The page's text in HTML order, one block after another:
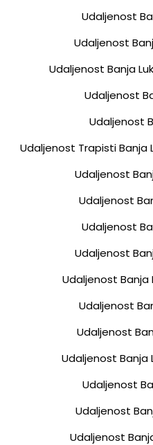
Udaljenost
Udaljenost
Udaljenost Banja
Udaljenost
Udaljenost
Udaljenost Trapisti Banja
Udaljenost
Udaljenost
Udaljenost
Udaljenost
Udaljenost Banja
Udaljenost
Udaljenost
Udaljenost Banja
Udaljenost
Udaljenost
Udaljenost